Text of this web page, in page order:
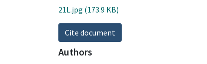
21L.jpg (173.9 KB)
Cite document
Authors